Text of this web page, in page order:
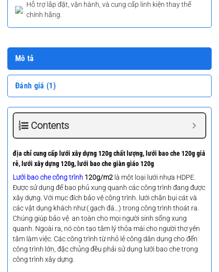
Hỗ trợ lắp đặt, vận hành, và cung cấp linh kiện thay thế
chính hãng.
Mô tả
Đánh giá (1)
Contents
địa chỉ cung cấp lưới xây dựng 120g chất lượng, lưới bao che 120g giá
rẻ, lưới xây dựng 120g, lưới bao che giàn giáo 120g
Lưới bao che công trình 120g/m2 là một loại lưới nhựa HDPE.
Được sử dụng để bao phủ xung quanh các công trình đang được
xây dựng. Với mục đích bảo vệ công trình. lưới chắn bụi cát và
các vật dụng khách như:( gạch đá…) trong công trình thoát ra.
Chúng giúp bảo vệ an toàn cho mọi người sinh sống xung
quanh. Ngoài ra, nó còn tạo tâm lý thỏa mái cho người thợ yên
tâm làm việc. Các công trình từ nhỏ lẻ công dân dụng cho đến
công trình lớn, đặc chủng đều phải sử dụng lưới bao che trong
công trình xây dựng.